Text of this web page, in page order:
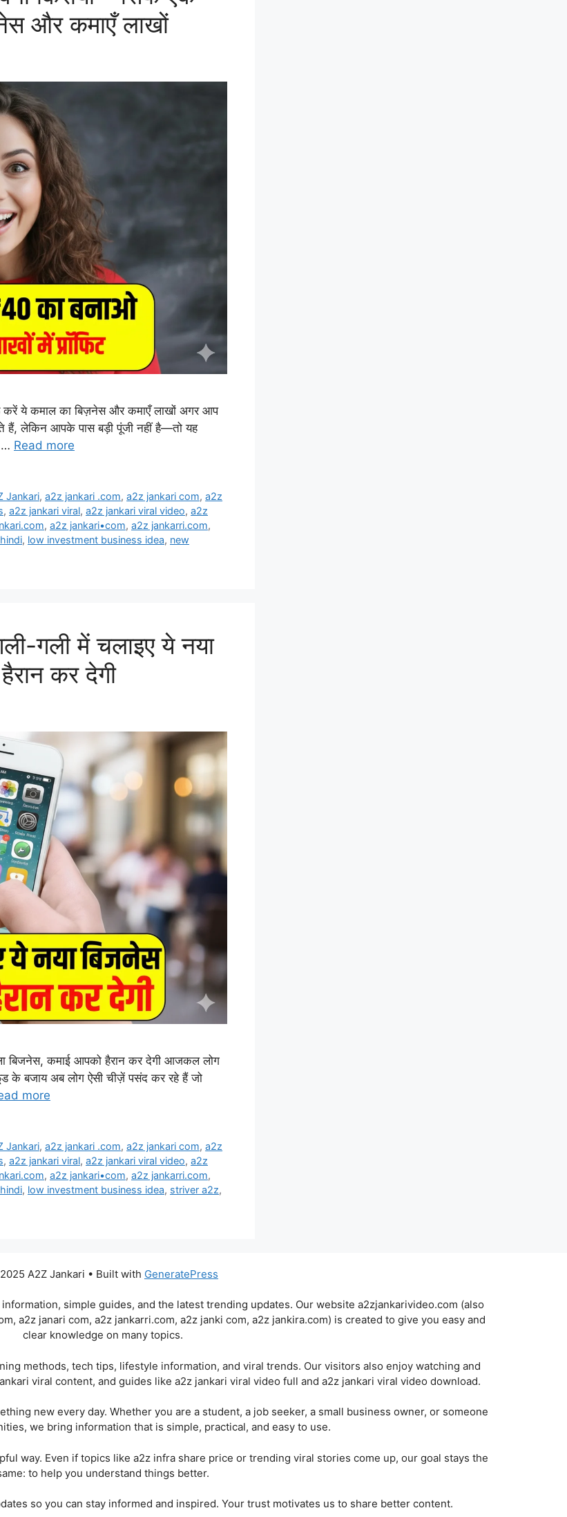
और कमाएँ लाखों
करें ये कमाल का बिज़नेस और कमाएँ लाखों अगर आप
हैं, लेकिन आपके पास बड़ी पूंजी नहीं है—तो यह
… Read more
Jankari,a2z jankari .com,a2z jankari com,a2z
, a2z jankari viral, a2z jankari viral video, a2z
, a2z jankari•com, a2z jankarri.com,
, low investment business idea, new
गली में चलाइए ये नया
कर देगी
बिजनेस, कमाई आपको हैरान कर देगी आजकल लोग
के बजाय अब लोग ऐसी चीज़ें पसंद कर रहे हैं जो
more
Jankari,a2z jankari .com,a2z jankari com,a2z
, a2z jankari viral, a2z jankari viral video, a2z
, a2z jankari•com, a2z jankarri.com,
, low investment business idea, striver a2z,
A2Z Jankari • Built with GeneratePress
simple guides, and the latest trending updates. Our website a2zjankarivideo.com (also
a2z janari com, a2z jankarri.com, a2z janki com, a2z jankira.com) is created to give you easy and
clear knowledge on many topics.
methods, tech tips, lifestyle information, and viral trends. Our visitors also enjoy watching and
viral content, and guides like a2z jankari viral video full and a2z jankari viral video download.
new every day. Whether you are a student, a job seeker, a small business owner, or someone
we bring information that is simple, practical, and easy to use.
way. Even if topics like a2z infra share price or trending viral stories come up, our goal stays the
to help you understand things better.
so you can stay informed and inspired. Your trust motivates us to share better content.